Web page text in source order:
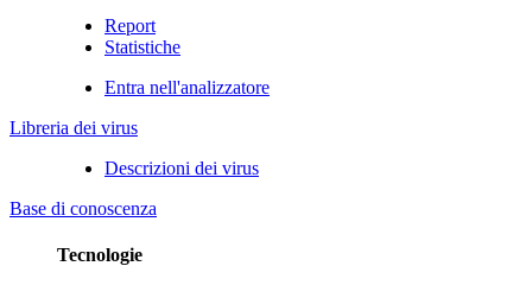
Report
Statistiche
Entra nell'analizzatore
Libreria dei virus
Descrizioni dei virus
Base di conoscenza
Tecnologie